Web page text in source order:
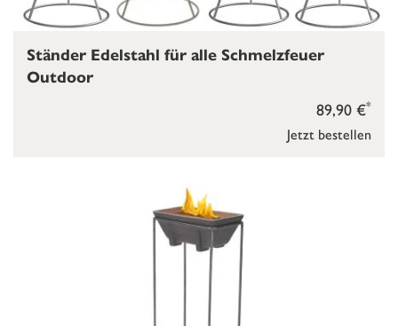
Jetzt bestellen
89,90 €*
Ständer Edelstahl für alle Schmelzfeuer
Outdoor